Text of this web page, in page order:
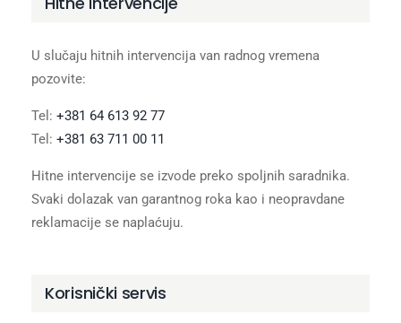
U slučaju hitnih intervencija van radnog vremena
pozovite:
Tel: +381 64 613 92 77
Tel: +381 63 711 00 11
Hitne intervencije se izvode preko spoljnih saradnika.
Svaki dolazak van garantnog roka kao i neopravdane
reklamacije se naplaćuju.
Korisnički servis